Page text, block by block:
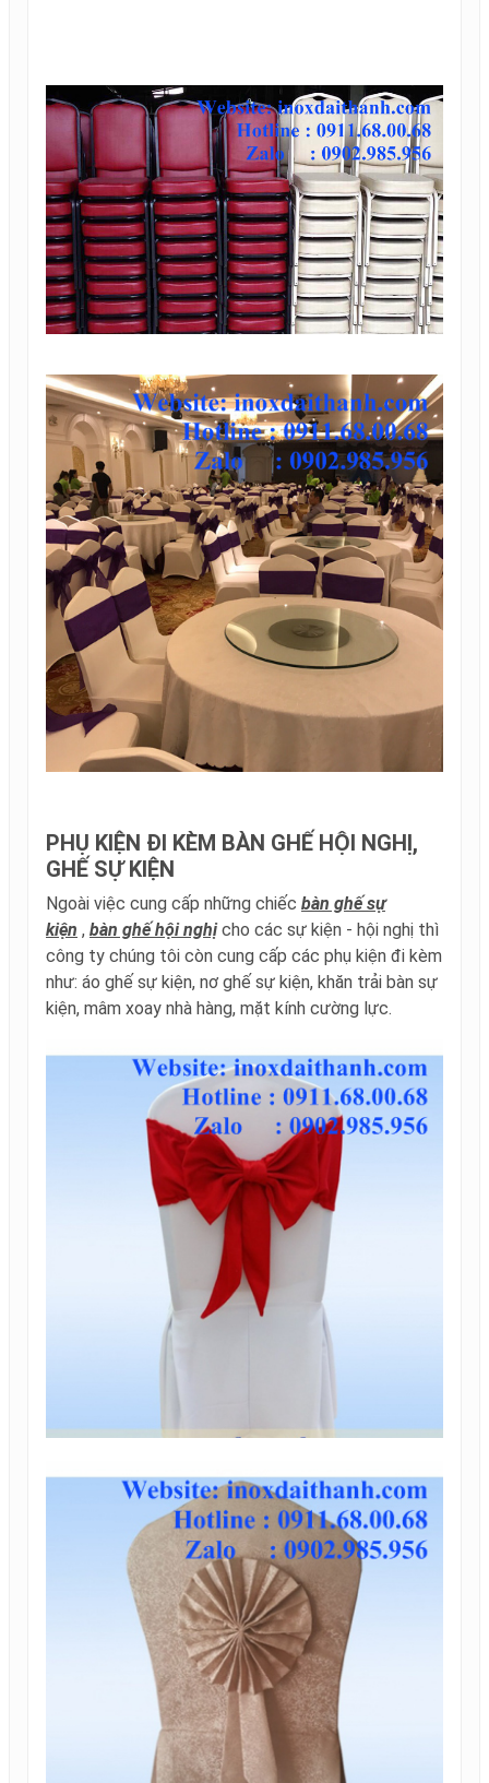
PHỤ KIỆN ĐI KÈM BÀN GHẾ HỘI NGHỊ,
GHẾ SỰ KIỆN
Ngoài việc cung cấp những chiếc bàn ghế sự
kiện , bàn ghế hội nghịcho các sự kiện - hội nghị thì
công ty chúng tôi còn cung cấp các phụ kiện đi kèm
như: áo ghế sự kiện, nơ ghế sự kiện, khăn trải bàn sự
kiện, mâm xoay nhà hàng, mặt kính cường lực.